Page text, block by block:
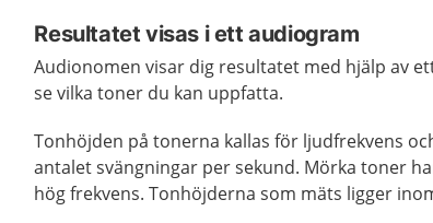
Resultatet visas i ett audiogram
Audionomen visar dig resultatet med hjälp av
se vilka toner du kan uppfatta.
Tonhöjden på tonerna kallas för ljudfrekvens
antalet svängningar per sekund. Mörka toner
hög frekvens. Tonhöjderna som mäts ligger